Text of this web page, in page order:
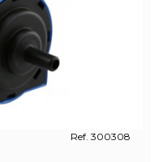
Ref. 300308